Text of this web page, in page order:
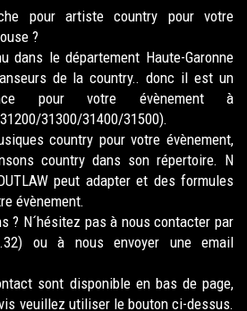
pour artiste country pour votre
?
dans le département Haute-Garonne
de la country.. donc il est un
pour votre évènement à
31300/31400/31500).
country pour votre évènement,
country dans son répertoire. N
peut adapter et des formules
évènement.
? N´hésitez pas à nous contacter par
ou à nous envoyer une email
sont disponible en bas de page,
veuillez utiliser le bouton ci-dessus.